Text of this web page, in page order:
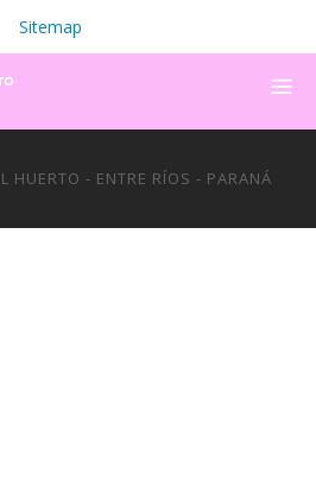
Sitemap
HUERTO - ENTRE RÍOS - PARANÁ